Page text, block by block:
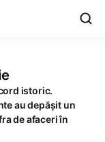
istoric.
au depășit un
de afaceri în